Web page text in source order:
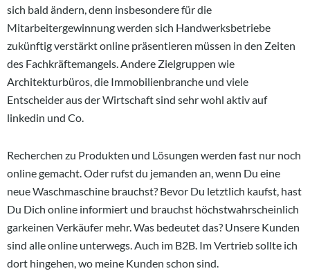
sich bald ändern, denn insbesondere für die
Mitarbeitergewinnung werden sich Handwerksbetriebe
zukünftig verstärkt online präsentieren müssen in den Zeiten
des Fachkräftemangels. Andere Zielgruppen wie
Architekturbüros, die Immobilienbranche und viele
Entscheider aus der Wirtschaft sind sehr wohl aktiv auf
linkedin und Co.
Recherchen zu Produkten und Lösungen werden fast nur noch
online gemacht. Oder rufst du jemanden an, wenn Du eine
neue Waschmaschine brauchst? Bevor Du letztlich kaufst, hast
Du Dich online informiert und brauchst höchstwahrscheinlich
garkeinen Verkäufer mehr. Was bedeutet das? Unsere Kunden
sind alle online unterwegs. Auch im B2B. Im Vertrieb sollte ich
dort hingehen, wo meine Kunden schon sind.